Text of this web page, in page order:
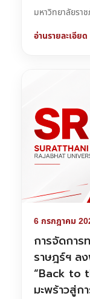
มหาวิทยาลัยรา
อ่านรายละเอีย
6 กรกฎาคม
การจัดกา
ราษฎร์ฯ ล
“Back to
มะพร้าวสู่ก